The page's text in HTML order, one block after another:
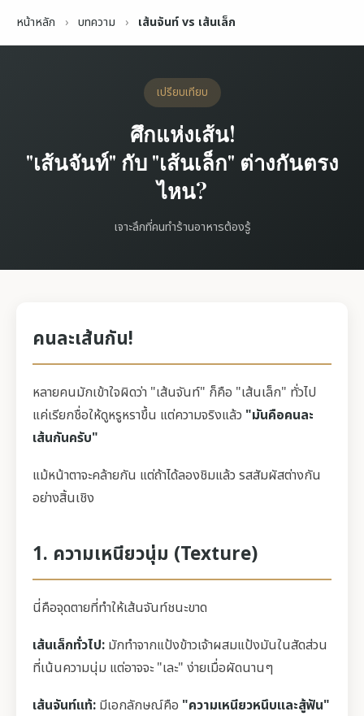
หน้าหลัก › บทความ › เส้นจันท์ vs เส้นเล็ก
เปรียบเทียบ
ศึกแห่งเส้น!
"เส้นจันท์" กับ "เส้นเล็ก" ต่างกันตรง
ไหน?
เจาะลึกที่คนทำร้านอาหารต้องรู้
คนละเส้นกัน!
หลายคนมักเข้าใจผิดว่า "เส้นจันท์" ก็คือ "เส้นเล็ก" ทั่วไป
แค่เรียกชื่อให้ดูหรูหราขึ้น แต่ความจริงแล้ว "มันคือคนละ
เส้นกันครับ"
แม้หน้าตาจะคล้ายกัน แต่ถ้าได้ลองชิมแล้ว รสสัมผัสต่างกัน
อย่างสิ้นเชิง
1. ความเหนียวนุ่ม (Texture)
นี่คือจุดตายที่ทำให้เส้นจันท์ชนะขาด
เส้นเล็กทั่วไป: มักทำจากแป้งข้าวเจ้าผสมแป้งมันในสัดส่วน
ที่เน้นความนุ่ม แต่อาจจะ "เละ" ง่ายเมื่อผัดนานๆ
เส้นจันท์แท้: มีเอกลักษณ์คือ "ความเหนียวหนึบและสู้ฟัน"